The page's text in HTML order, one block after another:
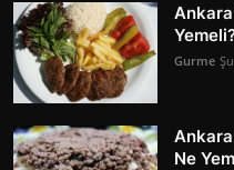
Ankara
Gurme
Ne